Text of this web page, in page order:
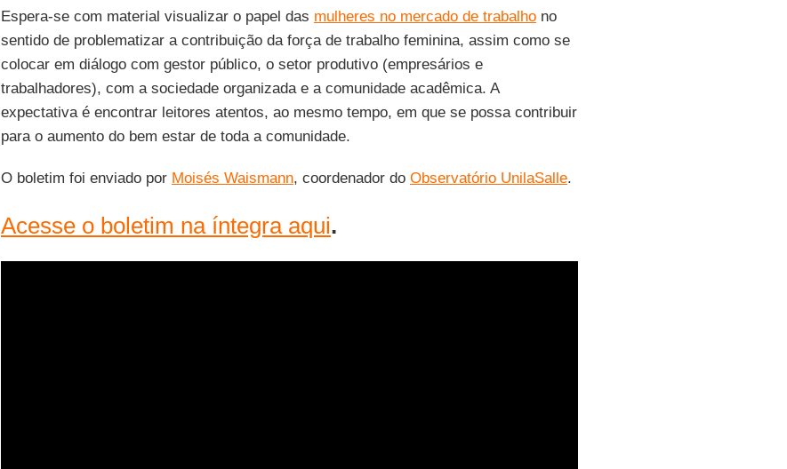
Espera-se com material visualizar o papel das mulheres no mercado de trabalhono
sentido de problematizar a contribuição da força de trabalho feminina, assim como se
colocar em diálogo com gestor público, o setor produtivo (empresários e
trabalhadores), com a sociedade organizada e a comunidade acadêmica. A
expectativa é encontrar leitores atentos, ao mesmo tempo, em que se possa contribuir
para o aumento do bem estar de toda a comunidade.
O boletim foi enviado por Moisés Waismann, coordenador do Observatório UnilaSalle.
Acesse o boletim na íntegra aqui.